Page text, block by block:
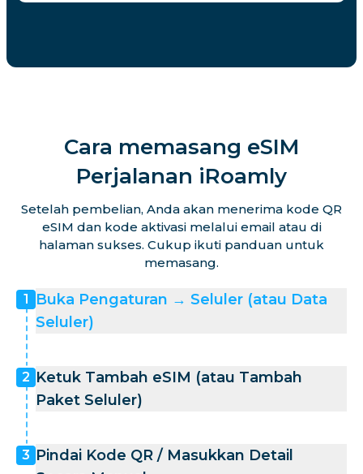
Cara memasang eSIM
Perjalanan iRoamly
Setelah pembelian, Anda akan menerima kode QR
eSIM dan kode aktivasi melalui email atau di
halaman sukses. Cukup ikuti panduan untuk
memasang.
1
Buka Pengaturan → Seluler (atau Data
Seluler)
2 Ketuk Tambah eSIM (atau Tambah
Paket Seluler)
3 Pindai Kode QR / Masukkan Detail